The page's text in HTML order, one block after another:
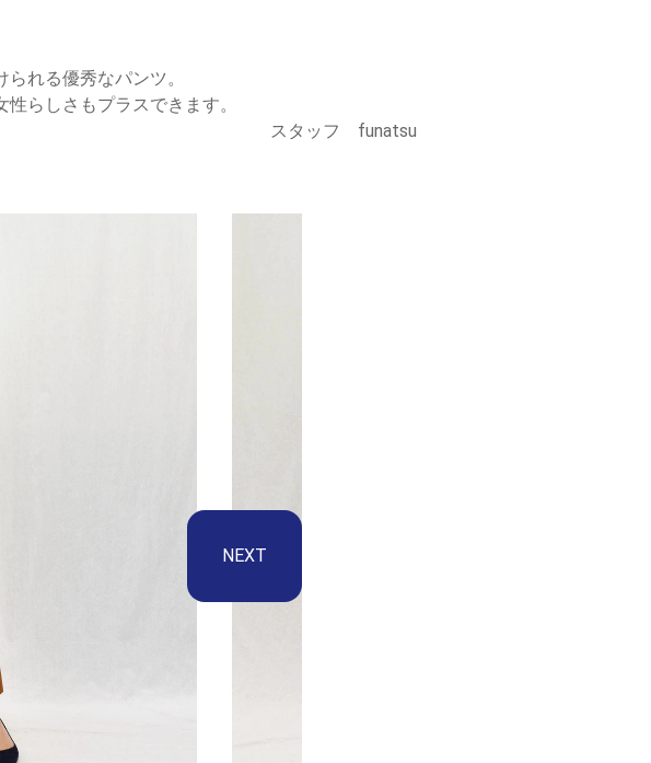
れる優秀なパンツ。
らしさもプラスできます。
スタッフ funatsu